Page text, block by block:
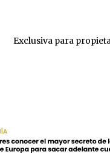
Exclusiva para